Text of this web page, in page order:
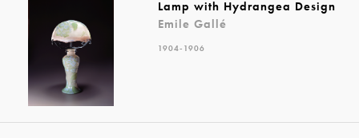
Lamp with Hydrangea Design
Emile Gallé
1904-1906